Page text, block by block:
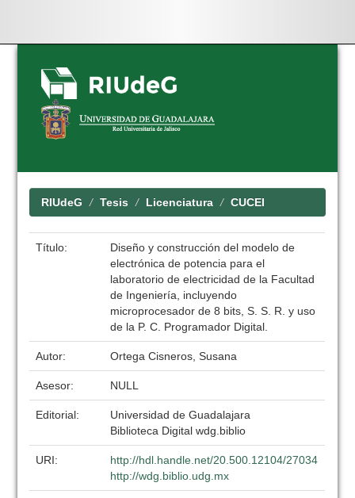
Skip
navigation
RIUdeG Tesis Licenciatura CUCEI
Título:
Diseño y construcción del modelo de
electrónica de potencia para el
laboratorio de electricidad de la Facultad
de Ingeniería, incluyendo
microprocesador de 8 bits, S. S. R. y uso
de la P. C. Programador Digital.
Autor: Ortega Cisneros, Susana
Asesor: NULL
Editorial:
Universidad de Guadalajara
Biblioteca Digital wdg.biblio
URI:
http://hdl.handle.net/20.500.12104/27034
http://wdg.biblio.udg.mx